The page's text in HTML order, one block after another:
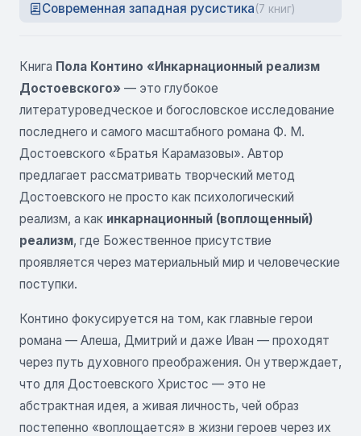
Современная западная русистика(7 книг)
Книга Пола Контино «Инкарнационный реализм
Достоевского» — это глубокое
литературоведческое и богословское исследование
последнего и самого масштабного романа Ф. М.
Достоевского «Братья Карамазовы». Автор
предлагает рассматривать творческий метод
Достоевского не просто как психологический
реализм, а как инкарнационный (воплощенный)
реализм, где Божественное присутствие
проявляется через материальный мир и человеческие
поступки.
Контино фокусируется на том, как главные герои
романа — Алеша, Дмитрий и даже Иван — проходят
через путь духовного преображения. Он утверждает,
что для Достоевского Христос — это не
абстрактная идея, а живая личность, чей образ
постепенно «воплощается» в жизни героев через их